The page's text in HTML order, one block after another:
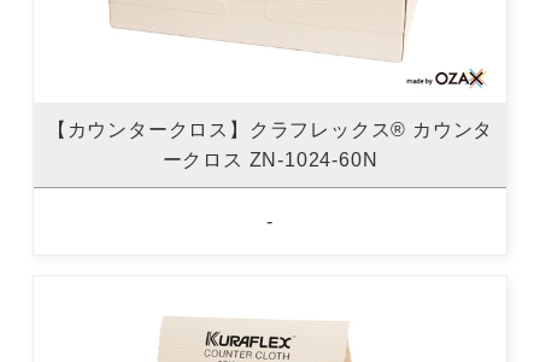
【カウンタークロス】クラフレックス® カウンタ
ークロス ZN-1024-60N
-